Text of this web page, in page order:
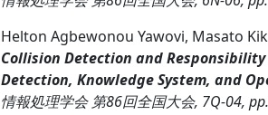
Helton Agbewonou Yawovi, Masato
Collision Detection and
Detection, Knowledge System, and
情報処理学会 第86回全国大会, 7Q-04,